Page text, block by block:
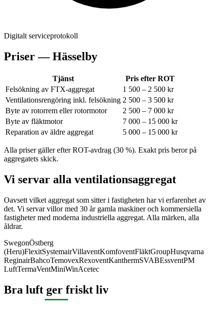
Digitalt serviceprotokoll
Priser —Hässelby
Tjänst
Pris efter ROT
Felsökning av FTX-aggregat
1 500 – 2 500 kr
Ventilationsrengöring inkl. felsökning 2 500 – 3 500 kr
Byte av rotorrem eller rotormotor
2 500 – 7 000 kr
Byte av fläktmotor
7 000 – 15 000 kr
Reparation av äldre aggregat
5 000 – 15 000 kr
Alla priser gäller efter ROT-avdrag (30 %). Exakt pris beror på
aggregatets skick.
Vi servar alla ventilationsaggregat
Oavsett vilket aggregat som sitter i fastigheten har vi erfarenhet av
det. Vi servar villor med 30 år gamla maskiner och kommersiella
fastigheter med moderna industriella aggregat. Alla märken, alla
åldrar.
SwegonÖstberg
(Heru)FlexitSystemairVillaventKomfoventFläktGroupHusqvarna
ReginairBahcoTemovexRexoventKanthermSVABEssventPM
LuftTermaVentMiniWinAcetec
Bra luft ger friskt liv